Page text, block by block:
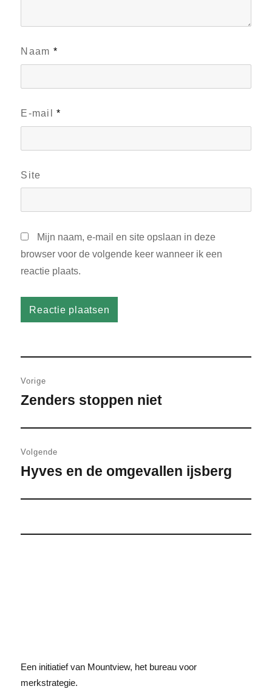
Naam *
E-mail*
Site
Mijn naam, e-mail en site opslaan in deze
browser voor de volgende keer wanneer ik een
reactie plaats.
navigatie
Vorige
Vorig
Zenders stoppen niet
Volgende
Volgend
Hyves en de omgevallen ijsberg
Een initiatief van Mountview, het bureau voor
merkstrategie.